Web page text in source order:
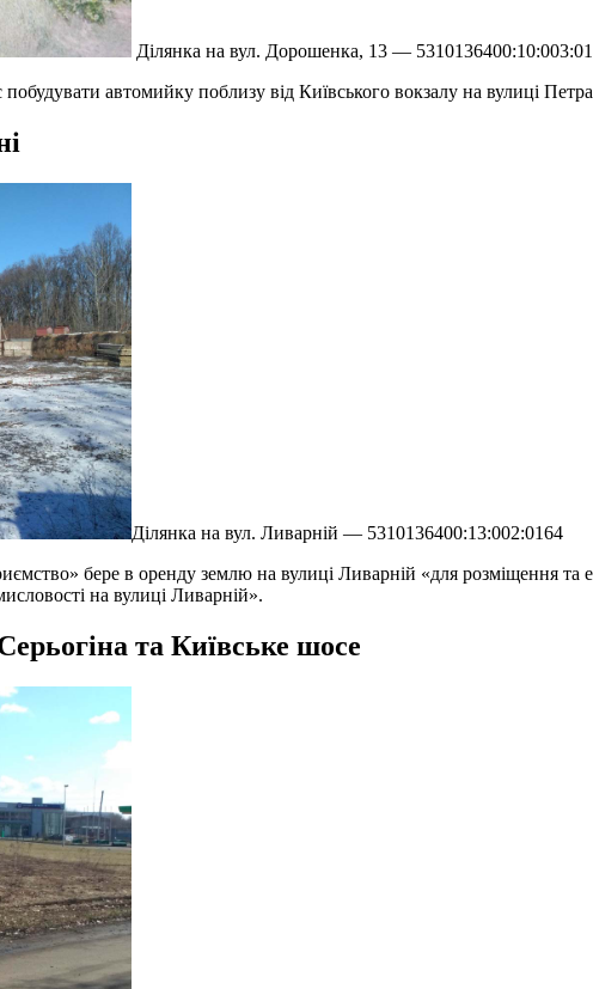
Ділянка на вул. Дорошенка, 13 —
автомийку поблизу від Київського вокзалу на вулиці
Ділянка на вул. Ливарній — 5310136400:13:002:0164
бере в оренду землю на вулиці Ливарній «для розміщення та
на вулиці Ливарній».
та Київське шосе